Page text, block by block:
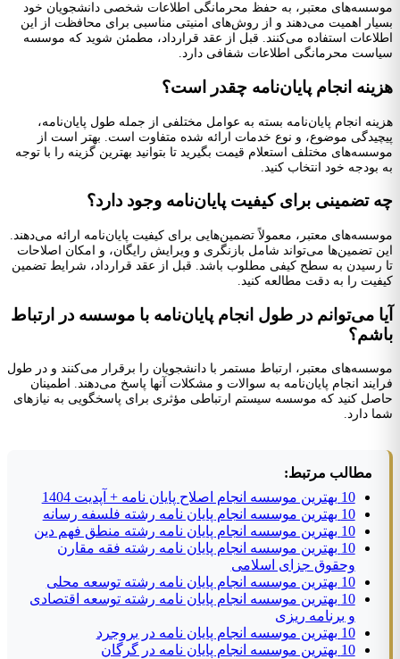
معتبر، به حفظ محرمانگی اطلاعات شخصی دانشجویان خود
اهمیت می‌دهند و از روش‌های امنیتی مناسبی برای محافظت از این
استفاده می‌کنند. قبل از عقد قرارداد، مطمئن شوید که موسسه
محرمانگی اطلاعات شفافی دارد.
انجام پایان‌نامه چقدر است؟
انجام پایان‌نامه بسته به عوامل مختلفی از جمله طول پایان‌نامه،
موضوع، و نوع خدمات ارائه شده متفاوت است. بهتر است از
مختلف استعلام قیمت بگیرید تا بتوانید بهترین گزینه را با توجه
بودجه خود انتخاب کنید.
تضمینی برای کیفیت پایان‌نامه وجود دارد؟
معتبر، معمولاً تضمین‌هایی برای کیفیت پایان‌نامه ارائه می‌دهند.
تضمین‌ها می‌تواند شامل بازنگری و ویرایش رایگان، و امکان اصلاحات
رسیدن به سطح کیفی مطلوب باشد. قبل از عقد قرارداد، شرایط تضمین
را به دقت مطالعه کنید.
می‌توانم در طول انجام پایان‌نامه با موسسه در ارتباط
معتبر، ارتباط مستمر با دانشجویان را برقرار می‌کنند و در طول
انجام پایان‌نامه به سوالات و مشکلات آنها پاسخ می‌دهند. اطمینان
کنید که موسسه سیستم ارتباطی مؤثری برای پاسخگویی به نیازهای
دارد.
مطالب مرتبط:
10 بهترین موسسه انجام اصلاح پایان نامه + آپدیت 1404
10 بهترین موسسه انجام پایان نامه رشته فلسفه رسانه
10 بهترین موسسه انجام پایان نامه رشته منطق فهم دین
10 بهترین موسسه انجام پایان نامه رشته فقه مقارن
وحقوق جزای اسلامی
10 بهترین موسسه انجام پایان نامه رشته توسعه محلی
10 بهترین موسسه انجام پایان نامه رشته توسعه اقتصادی
و برنامه ریزی
10 بهترین موسسه انجام پایان نامه در بروجرد
10 بهترین موسسه انجام پایان نامه در گرگان